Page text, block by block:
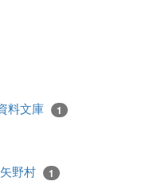
料文庫 1
野村 1